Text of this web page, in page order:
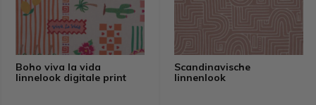
Boho viva la vida
linnelook digitale print
Scandinavische
linnenlook